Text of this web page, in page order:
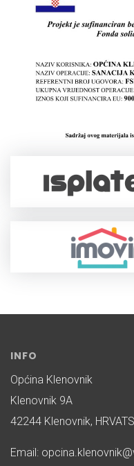
INFO
Općina Klenovnik
Klenovnik 9A
42244 Klenovnik,
Email: